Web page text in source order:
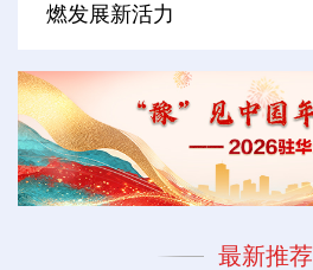
燃发展新活力
最新推荐